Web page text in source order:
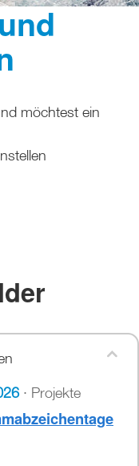
möchtest ein
· Projekte